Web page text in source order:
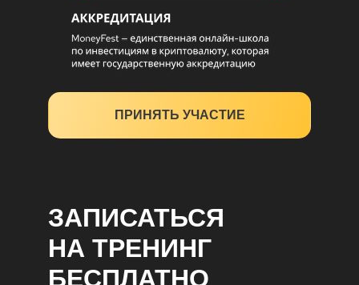
ПРИНЯТЬ УЧАСТИЕ
ЗАПИСАТЬСЯ
НА ТРЕНИНГ
БЕСПЛАТНО